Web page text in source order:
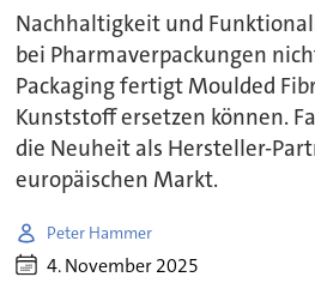
Nachhaltigkeit und
bei Pharmaverpackungen
Packaging fertigt Moulded
Kunststoff ersetzen können.
die Neuheit als Hersteller-
europäischen Markt.
Peter Hammer
4. November 2025